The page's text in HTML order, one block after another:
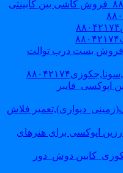
بست درب توالت
فلاش
اپوکسی برای هنرهای
دوش_دور